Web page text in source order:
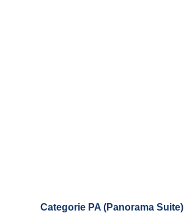
Categorie PA (Panorama Suite)